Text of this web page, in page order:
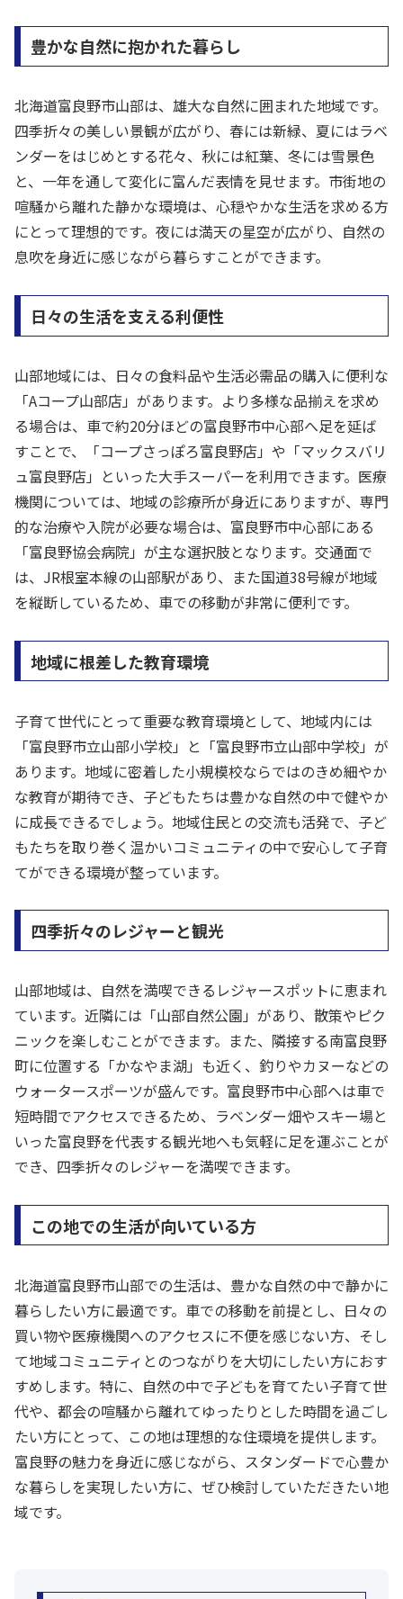
豊かな自然に抱かれた暮らし
北海道富良野市山部は、雄大な自然に囲まれた地域です。
四季折々の美しい景観が広がり、春には新緑、夏にはラベ
ンダーをはじめとする花々、秋には紅葉、冬には雪景色
と、一年を通して変化に富んだ表情を見せます。市街地の
喧騒から離れた静かな環境は、心穏やかな生活を求める方
にとって理想的です。夜には満天の星空が広がり、自然の
息吹を身近に感じながら暮らすことができます。
日々の生活を支える利便性
山部地域には、日々の食料品や生活必需品の購入に便利な
「Aコープ山部店」があります。より多様な品揃えを求め
る場合は、車で約20分ほどの富良野市中心部へ足を延ば
すことで、「コープさっぽろ富良野店」や「マックスバリ
ュ富良野店」といった大手スーパーを利用できます。医療
機関については、地域の診療所が身近にありますが、専門
的な治療や入院が必要な場合は、富良野市中心部にある
「富良野協会病院」が主な選択肢となります。交通面で
は、JR根室本線の山部駅があり、また国道38号線が地域
を縦断しているため、車での移動が非常に便利です。
地域に根差した教育環境
子育て世代にとって重要な教育環境として、地域内には
「富良野市立山部小学校」と「富良野市立山部中学校」が
あります。地域に密着した小規模校ならではのきめ細やか
な教育が期待でき、子どもたちは豊かな自然の中で健やか
に成長できるでしょう。地域住民との交流も活発で、子ど
もたちを取り巻く温かいコミュニティの中で安心して子育
てができる環境が整っています。
四季折々のレジャーと観光
山部地域は、自然を満喫できるレジャースポットに恵まれ
ています。近隣には「山部自然公園」があり、散策やピク
ニックを楽しむことができます。また、隣接する南富良野
町に位置する「かなやま湖」も近く、釣りやカヌーなどの
ウォータースポーツが盛んです。富良野市中心部へは車で
短時間でアクセスできるため、ラベンダー畑やスキー場と
いった富良野を代表する観光地へも気軽に足を運ぶことが
でき、四季折々のレジャーを満喫できます。
この地での生活が向いている方
北海道富良野市山部での生活は、豊かな自然の中で静かに
暮らしたい方に最適です。車での移動を前提とし、日々の
買い物や医療機関へのアクセスに不便を感じない方、そし
て地域コミュニティとのつながりを大切にしたい方におす
すめします。特に、自然の中で子どもを育てたい子育て世
代や、都会の喧騒から離れてゆったりとした時間を過ごし
たい方にとって、この地は理想的な住環境を提供します。
富良野の魅力を身近に感じながら、スタンダードで心豊か
な暮らしを実現したい方に、ぜひ検討していただきたい地
域です。